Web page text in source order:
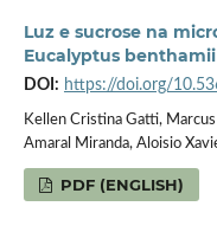
Luz e sucrose na
Eucalyptus
DOI: https://doi.org/
Kellen Cristina Gatti,
Amaral Miranda, Aloisio
PDF (ENGLISH)